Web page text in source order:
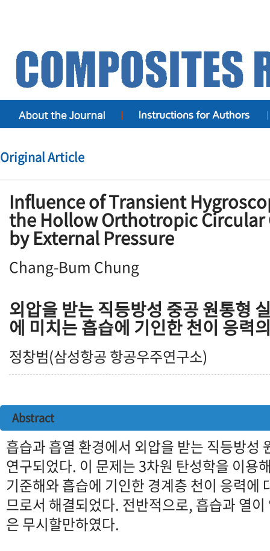
Original Article
Influence of Transient
the Hollow Orthotropic Circular
by External Pressure
Chang-Bum Chung
외압을 받는 직등방성 중공 원통형
에 미치는 흡습에 기인한 천이 응력
정창범(삼성항공 항공우주연구소)
Abstract
흡습과 흡열 환경에서 외압을 받는 직등방성
연구되었다. 이 문제는 3차원 탄성학을 이용
기준해와 흡습에 기인한 경계층 천이 응력에
므로서 해결되었다. 전반적으로, 흡습과 열
은 무시할만하였다.